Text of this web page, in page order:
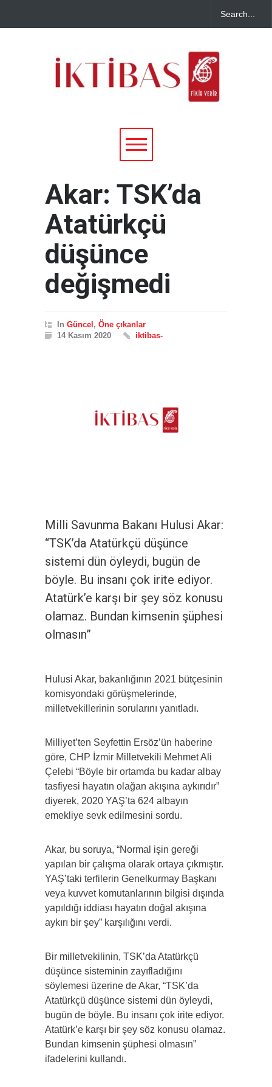
Akar: TSK’da
Atatürkçü
düşünce
değişmedi
In Güncel, Öne çıkanlar
14 Kasım 2020
iktibas-
Milli Savunma Bakanı Hulusi Akar:
“TSK’da Atatürkçü düşünce
sistemi dün öyleydi, bugün de
böyle. Bu insanı çok irite ediyor.
Atatürk’e karşı bir şey söz konusu
olamaz. Bundan kimsenin şüphesi
olmasın”
Hulusi Akar, bakanlığının 2021 bütçesinin
komisyondaki görüşmelerinde,
milletvekillerinin sorularını yanıtladı.
Milliyet’ten Seyfettin Ersöz’ün haberine
göre, CHP İzmir Milletvekili Mehmet Ali
Çelebi “Böyle bir ortamda bu kadar albay
tasfiyesi hayatın olağan akışına aykırıdır”
diyerek, 2020 YAŞ’ta 624 albayın
emekliye sevk edilmesini sordu.
Akar, bu soruya, “Normal işin gereği
yapılan bir çalışma olarak ortaya çıkmıştır.
YAŞ’taki terfilerin Genelkurmay Başkanı
veya kuvvet komutanlarının bilgisi dışında
yapıldığı iddiası hayatın doğal akışına
aykırı bir şey” karşılığını verdi.
Bir milletvekilinin, TSK’da Atatürkçü
düşünce sisteminin zayıfladığını
söylemesi üzerine de Akar, “TSK’da
Atatürkçü düşünce sistemi dün öyleydi,
bugün de böyle. Bu insanı çok irite ediyor.
Atatürk’e karşı bir şey söz konusu olamaz.
Bundan kimsenin şüphesi olmasın”
ifadelerini kullandı.